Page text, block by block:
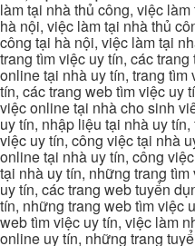
làm tại nhà thủ công, việc
hà nội, việc làm tại nhà thủ
công tại hà nội, việc làm tại
trang tìm việc uy tín, các
online tại nhà uy tín, trang
tín, các trang web tìm việc uy
việc online tại nhà cho sinh
uy tín, nhập liệu tại nhà uy
việc uy tín, công việc tại nhà
online tại nhà uy tín, công
tại nhà uy tín, những trang
uy tín, các trang web tuyển
tín, những trang web tìm việc
web tìm việc uy tín, việc làm
online uy tín, những trang